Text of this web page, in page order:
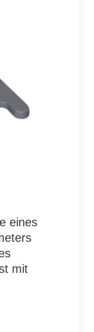
eines
mit